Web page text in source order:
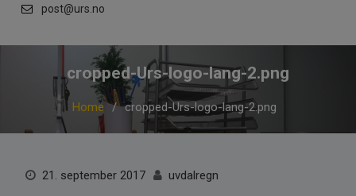
post@urs.no
cropped-Urs-logo-lang-2.png
Home cropped-Urs-logo-lang-2.png
21. september 2017 uvdalregn